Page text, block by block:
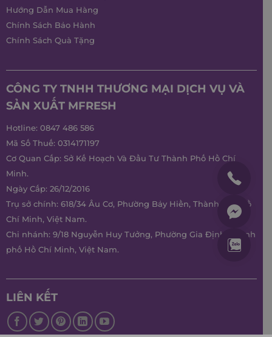
Hướng Dẫn Mua Hàng
Chính Sách Bảo Hành
Chính Sách Quà Tặng
CÔNG TY TNHH THƯƠNG MẠI DỊCH VỤ VÀ
SẢN XUẤT MFRESH
Hotline: 0847 486 586
Mã Số Thuế: 0314171197
Cơ Quan Cấp: Sở Kế Hoạch Và Đầu Tư Thành Phố Hồ Chí
Minh.
Ngày Cấp: 26/12/2016
Trụ sở chính: 618/34 Âu Cơ, Phường Bảy Hiền, Thành phố Hồ
Chí Minh, Việt Nam.
Chi nhánh: 9/18 Nguyễn Huy Tưởng, Phường Gia Định, Thành
phố Hồ Chí Minh, Việt Nam.
LIÊN KẾT